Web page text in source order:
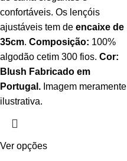
confortáveis. Os lençóis
ajustáveis tem de encaixe de
35cm. Composição: 100%
algodão cetim 300 fios. Cor:
Blush Fabricado em
Portugal. Imagem meramente
ilustrativa.
Ver opções